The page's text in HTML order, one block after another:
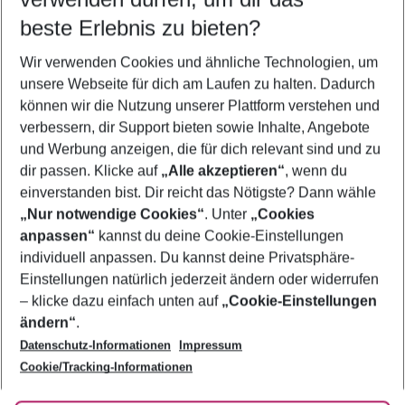
5-8 Nächte
2 Erwachsene Keine Kinder
Mehr Filter anzeigen
Footer
Footer navigation
Über uns
AGB
Bestpreisgarantie
Cookie-Einstellungen ändern
Cookie-Richtlinie
Agenturbetreuung
Barrierefreies Reisen
Folge uns
beste Erlebnis zu bieten?
Wir verwenden Cookies und ähnliche Technologien, um
unsere Webseite für dich am Laufen zu halten. Dadurch
können wir die Nutzung unserer Plattform verstehen und
verbessern, dir Support bieten sowie Inhalte, Angebote
und Werbung anzeigen, die für dich relevant sind und zu
dir passen. Klicke auf „Alle akzeptieren“, wenn du
einverstanden bist. Dir reicht das Nötigste? Dann wähle
„Nur notwendige Cookies“. Unter „Cookies
anpassen“ kannst du deine Cookie-Einstellungen
individuell anpassen. Du kannst deine Privatsphäre-
Einstellungen natürlich jederzeit ändern oder widerrufen
– klicke dazu einfach unten auf „Cookie-Einstellungen
ändern“.
Datenschutz-Informationen
Impressum
Cookie/Tracking-Informationen